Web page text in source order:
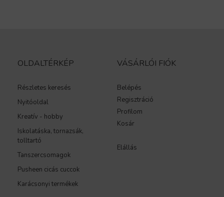
OLDALTÉRKÉP
Részletes keresés
Nyitóoldal
Kreatív - hobby
Iskolatáska, tornazsák,
tolltartó
Tanszercsomagok
Pusheen cicás cuccok
Karácsonyi termékek
VÁSÁRLÓI FIÓK
Belépés
Regisztráció
Profilom
Kosár
Elállás